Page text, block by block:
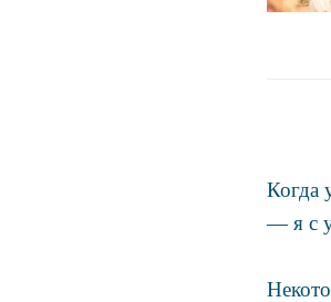
Когда
— я с